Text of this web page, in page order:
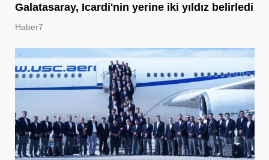
Galatasaray, Icardi'nin yerine iki yıldız belirledi
Haber7